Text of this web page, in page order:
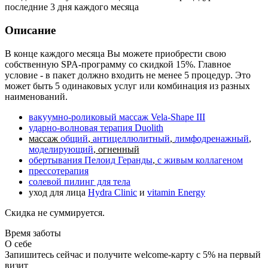
последние 3 дня каждого месяца
Описание
В конце каждого месяца Вы можете приобрести свою
собственную SPA-программу со скидкой 15%. Главное
условие - в пакет должно входить не менее 5 процедур. Это
может быть 5 одинаковых услуг или комбинация из разных
наименований.
вакуумно-роликовый массаж Vela-Shape III
ударно-волновая терапия Duolith
массаж общий, антицеллюлитный, лимфодренажный,
моделирующий, огненный
обертывания Пелоид Геранды, с живым коллагеном
прессотерапия
солевой пилинг для тела
уход для лица Hydra Clinic и vitamin Energy
Скидка не суммируется.
Время заботы
О себе
Запишитесь сейчас и получите welcome-карту с 5% на первый
визит